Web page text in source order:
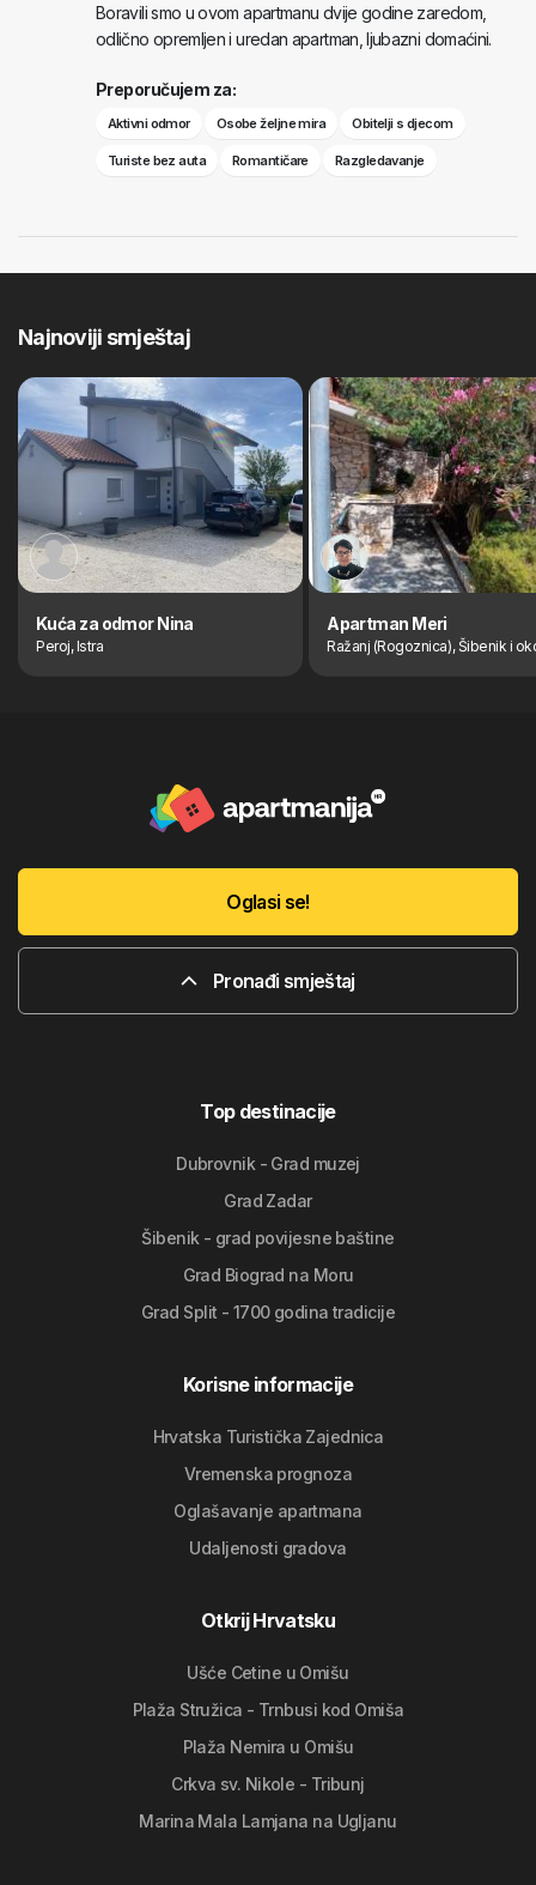
Boravili smo u ovom apartmanu dvije godine zaredom,
odlično opremljen i uredan apartman, ljubazni domaćini.
Preporučujem za:
Aktivni odmor Osobe željne mira Obitelji s djecom
Turiste bez auta Romantičare Razgledavanje
Najnoviji smještaj
Kuća za odmor Nina
Peroj, Istra
Apartman Meri
Ražanj (Rogoznica), Šibenik i
Oglasi se!
Pronađi smještaj
Top destinacije
Dubrovnik - Grad muzej
Grad Zadar
Šibenik - grad povijesne baštine
Grad Biograd na Moru
Grad Split - 1700 godina tradicije
Korisne informacije
Hrvatska Turistička Zajednica
Vremenska prognoza
Oglašavanje apartmana
Udaljenosti gradova
Otkrij Hrvatsku
Ušće Cetine u Omišu
Plaža Stružica - Trnbusi kod Omiša
Plaža Nemira u Omišu
Crkva sv. Nikole - Tribunj
Marina Mala Lamjana na Ugljanu